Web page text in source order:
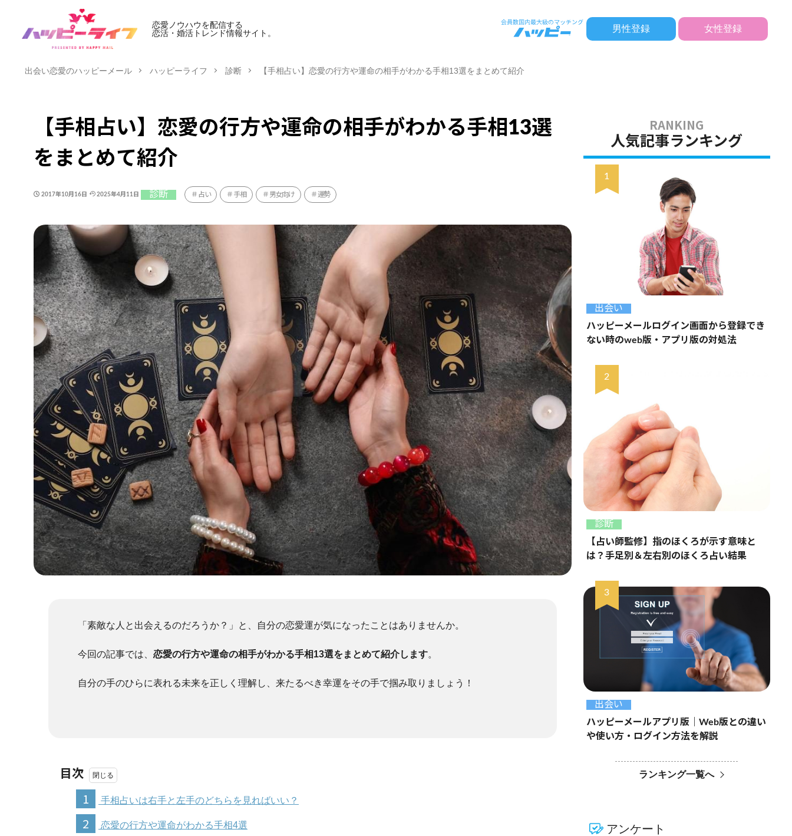
恋愛ノウハウを配信する
恋活・婚活トレンド情報サイト。
男性登録 女性登録
出会い恋愛のハッピーメール ハッピーライフ 診断 【手相占い】恋愛の行方や運命の相手がわかる手相13選をまとめて紹介
【手相占い】恋愛の行方や運命の相手がわかる手相13選
をまとめて紹介
2017年10月16日 2025年4月11日 診断 占い 手相 男女向け 運勢
「素敵な人と出会えるのだろうか？」と、自分の恋愛運が気になったことはありませんか。
今回の記事では、 恋愛の行方や運命の相手がわかる手相13選をまとめて紹介します。
自分の手のひらに表れる未来を正しく理解し、来たるべき幸運をその手で掴み取りましょう！
目次
1
手相占いは右手と左手のどちらを見ればいい？
2 恋愛の行方や運命がわかる手相4選
人気記事ランキング
出会い
ハッピーメールログイン画面から登録でき
ない時のweb版・アプリ版の対処法
診断
【占い師監修】指のほくろが示す意味と
は？手足別＆左右別のほくろ占い結果
出会い
ハッピーメールアプリ版｜Web版との違い
や使い方・ログイン方法を解説
ランキング一覧へ
アンケート